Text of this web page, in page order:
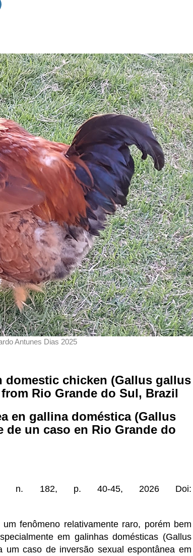
Antunes Dias 2025
domestic chicken (Gallus gallus
Rio Grande do Sul, Brazil
en gallina doméstica (Gallus
un caso en Rio Grande do
n. 182, p. 40-45, 2026 Doi:
fenômeno relativamente raro, porém bem
em galinhas domésticas (Gallus
um caso de inversão sexual espontânea em